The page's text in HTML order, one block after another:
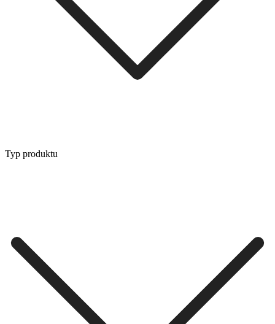
Typ produktu